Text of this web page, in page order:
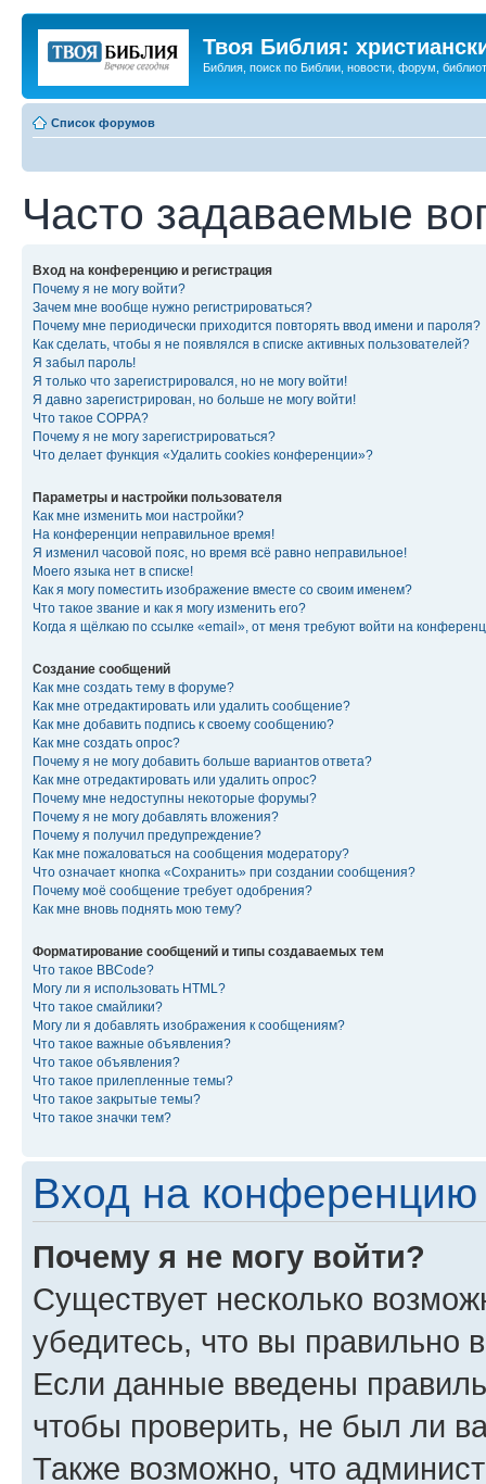
Твоя Библия:
Библия, поиск по Библии, новости, форум,
Список форумов
Часто задаваемые
Вход на конференцию и регистрация
Почему я не могу войти?
Зачем мне вообще нужно регистрироваться?
Почему мне периодически приходится повторять ввод имени и пароля?
Как сделать, чтобы я не появлялся в списке активных пользователей?
Я забыл пароль!
Я только что зарегистрировался, но не могу войти!
Я давно зарегистрирован, но больше не могу войти!
Что такое COPPA?
Почему я не могу зарегистрироваться?
Что делает функция «Удалить cookies конференции»?
Параметры и настройки пользователя
Как мне изменить мои настройки?
На конференции неправильное время!
Я изменил часовой пояс, но время всё равно неправильное!
Моего языка нет в списке!
Как я могу поместить изображение вместе со своим именем?
Что такое звание и как я могу изменить его?
Когда я щёлкаю по ссылке «email», от меня требуют войти на
Создание сообщений
Как мне создать тему в форуме?
Как мне отредактировать или удалить сообщение?
Как мне добавить подпись к своему сообщению?
Как мне создать опрос?
Почему я не могу добавить больше вариантов ответа?
Как мне отредактировать или удалить опрос?
Почему мне недоступны некоторые форумы?
Почему я не могу добавлять вложения?
Почему я получил предупреждение?
Как мне пожаловаться на сообщения модератору?
Что означает кнопка «Сохранить» при создании сообщения?
Почему моё сообщение требует одобрения?
Как мне вновь поднять мою тему?
Форматирование сообщений и типы создаваемых тем
Что такое BBCode?
Могу ли я использовать HTML?
Что такое смайлики?
Могу ли я добавлять изображения к сообщениям?
Что такое важные объявления?
Что такое объявления?
Что такое прилепленные темы?
Что такое закрытые темы?
Что такое значки тем?
Вход на конференцию
Почему я не могу войти?
Существует несколько
убедитесь, что вы правильно
Если данные введены
чтобы проверить, не был ли
Также возможно, что